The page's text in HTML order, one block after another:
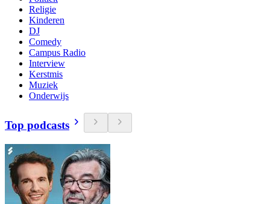
Religie
Kinderen
DJ
Comedy
Campus Radio
Interview
Kerstmis
Muziek
Onderwijs
Top podcasts